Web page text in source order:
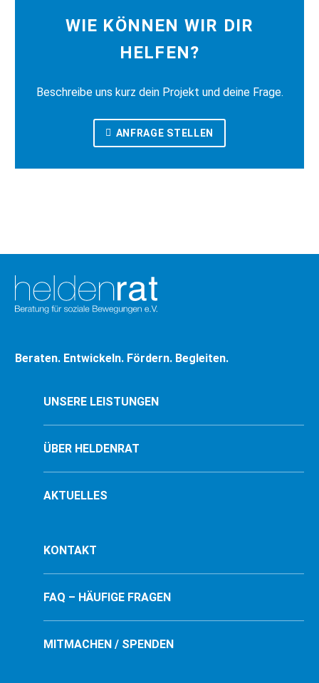
WIE KÖNNEN WIR DIR
HELFEN?
Beschreibe uns kurz dein Projekt und deine Frage.
ANFRAGE STELLEN
Beraten. Entwickeln. Fördern. Begleiten.
UNSERE LEISTUNGEN
ÜBER HELDENRAT
AKTUELLES
KONTAKT
FAQ – HÄUFIGE FRAGEN
MITMACHEN / SPENDEN